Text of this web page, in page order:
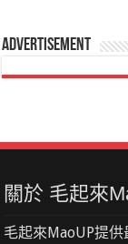
Advertisement
關於 毛起來
毛起來MaoUP提